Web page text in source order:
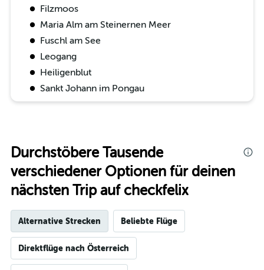
Filzmoos
Maria Alm am Steinernen Meer
Fuschl am See
Leogang
Heiligenblut
Sankt Johann im Pongau
Durchstöbere Tausende
verschiedener Optionen für deinen
nächsten Trip auf checkfelix
Alternative Strecken Beliebte Flüge
Direktflüge nach Österreich